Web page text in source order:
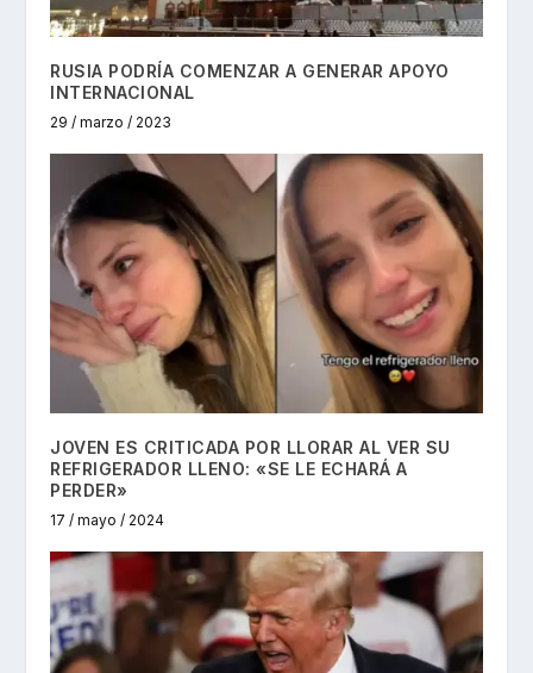
RUSIA PODRÍA COMENZAR A GENERAR APOYO
INTERNACIONAL
29 / marzo / 2023
JOVEN ES CRITICADA POR LLORAR AL VER SU
REFRIGERADOR LLENO: «SE LE ECHARÁ A
PERDER»
17 / mayo / 2024